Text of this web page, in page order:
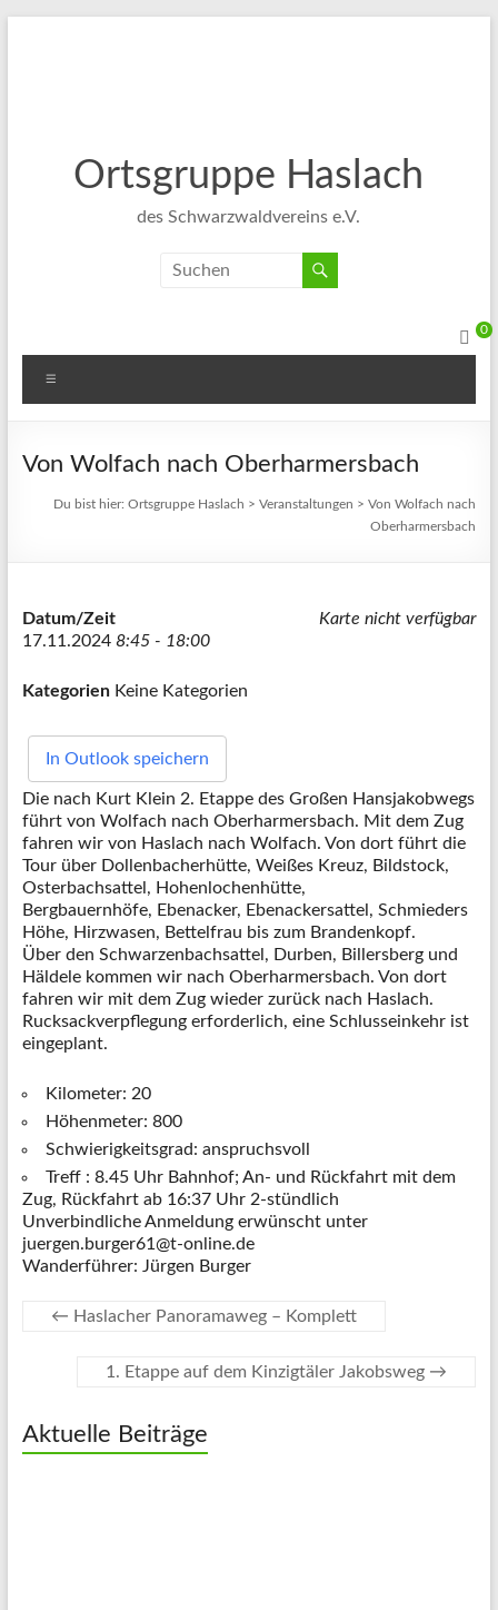
Ortsgruppe Haslach
des Schwarzwaldvereins e.V.
0
Von Wolfach nach Oberharmersbach
Du bist hier:Ortsgruppe Haslach >Veranstaltungen >Von Wolfach nach
Oberharmersbach
Karte nicht verfügbar
Datum/Zeit
17.11.2024 8:45 - 18:00
KategorienKeine Kategorien
In Outlook speichern
Die nach Kurt Klein 2. Etappe des Großen Hansjakobwegs
führt von Wolfach nach Oberharmersbach. Mit dem Zug
fahren wir von Haslach nach Wolfach. Von dort führt die
Tour über Dollenbacherhütte, Weißes Kreuz, Bildstock,
Osterbachsattel, Hohenlochenhütte,
Bergbauernhöfe, Ebenacker, Ebenackersattel, Schmieders
Höhe, Hirzwasen, Bettelfrau bis zum Brandenkopf.
Über den Schwarzenbachsattel, Durben, Billersberg und
Häldele kommen wir nach Oberharmersbach. Von dort
fahren wir mit dem Zug wieder zurück nach Haslach.
Rucksackverpflegung erforderlich, eine Schlusseinkehr ist
eingeplant.
Kilometer: 20
Höhenmeter: 800
Schwierigkeitsgrad: anspruchsvoll
Treff : 8.45 Uhr Bahnhof; An- und Rückfahrt mit dem
Zug, Rückfahrt ab 16:37 Uhr 2-stündlich
Unverbindliche Anmeldung erwünscht unter
juergen.burger61@t-online.de
Wanderführer: Jürgen Burger
← Haslacher Panoramaweg – Komplett
1. Etappe auf dem Kinzigtäler Jakobsweg →
Aktuelle Beiträge